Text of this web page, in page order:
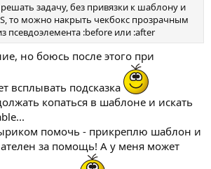
задачу, без привязки к шаблону и
то можно накрыть чекбокс прозрачным
псевдоэлемента :before или :after
но боюсь после этого при
всплывать подсказка
копаться в шаблоне и искать
помочь - прикреплю шаблон и
за помощь! А у меня может